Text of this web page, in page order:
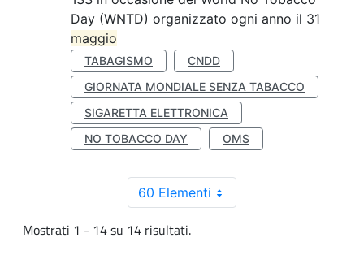
Day (WNTD) organizzato ogni anno il 31
maggio
TABAGISMO
CNDD
GIORNATA MONDIALE SENZA TABACCO
SIGARETTA ELETTRONICA
NO TOBACCO DAY
OMS
60 Elementi
Mostrati 1 - 14 su 14 risultati.